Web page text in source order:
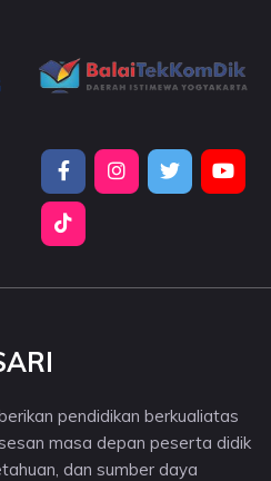
pendidikan berkualiatas
masa depan peserta didik
dan sumber daya